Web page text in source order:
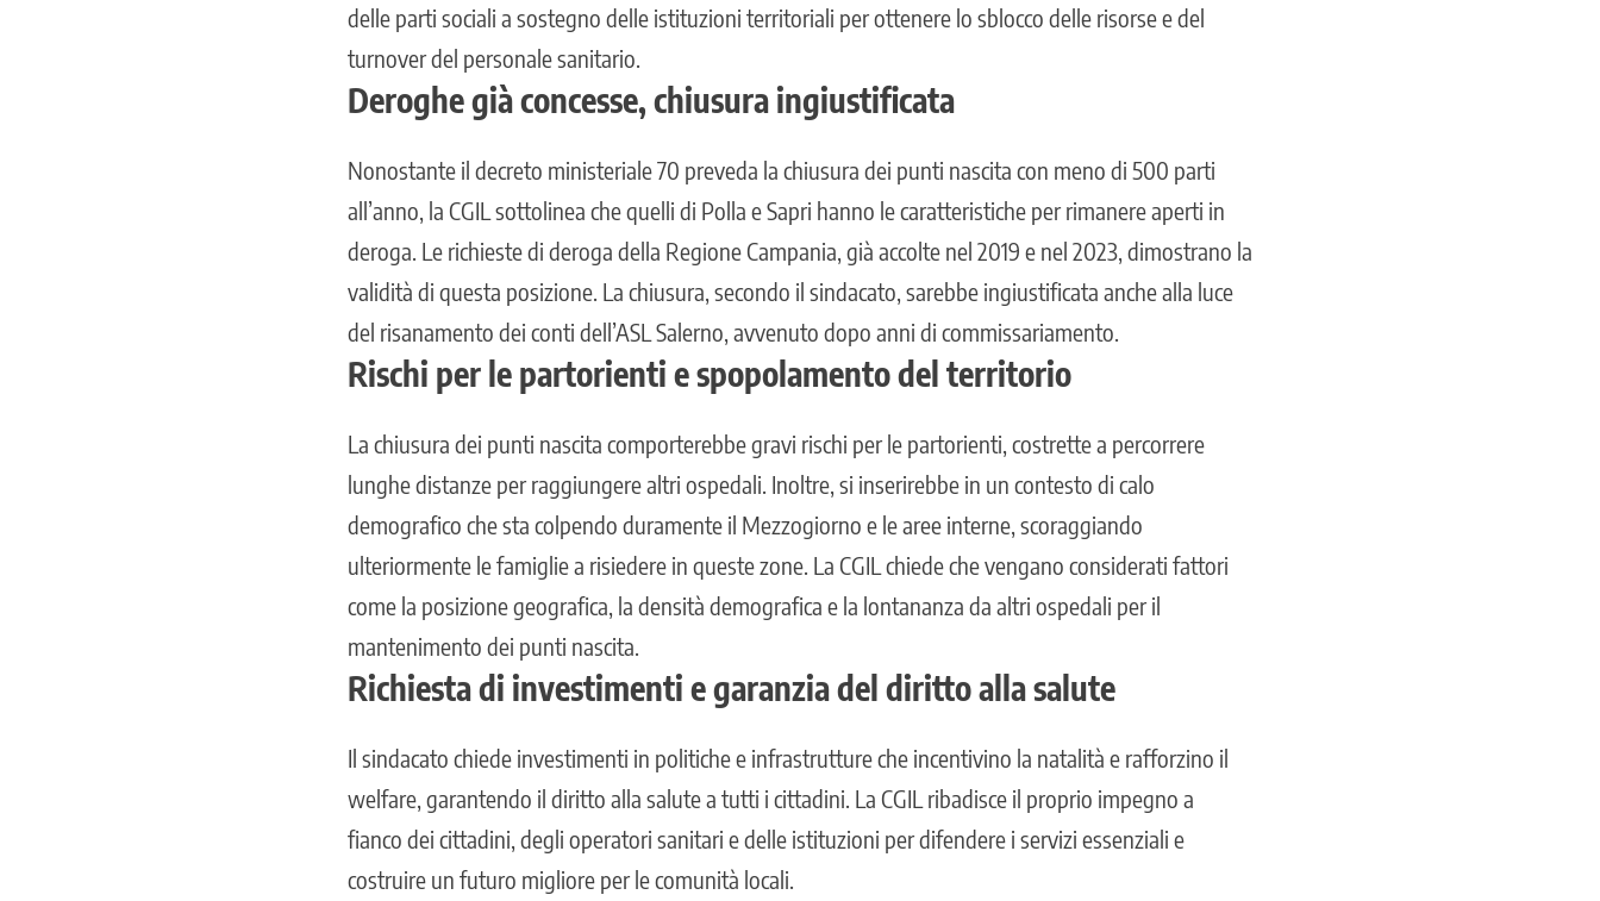
delle parti sociali a sostegno delle istituzioni territoriali per ottenere lo sblocco delle risorse e del
turnover del personale sanitario.
Deroghe già concesse, chiusura ingiustificata
Nonostante il decreto ministeriale 70 preveda la chiusura dei punti nascita con meno di 500 parti
all’anno, la CGIL sottolinea che quelli di Polla e Sapri hanno le caratteristiche per rimanere aperti in
deroga. Le richieste di deroga della Regione Campania, già accolte nel 2019 e nel 2023, dimostrano la
validità di questa posizione. La chiusura, secondo il sindacato, sarebbe ingiustificata anche alla luce
del risanamento dei conti dell’ASL Salerno, avvenuto dopo anni di commissariamento.
Rischi per le partorienti e spopolamento del territorio
La chiusura dei punti nascita comporterebbe gravi rischi per le partorienti, costrette a percorrere
lunghe distanze per raggiungere altri ospedali. Inoltre, si inserirebbe in un contesto di calo
demografico che sta colpendo duramente il Mezzogiorno e le aree interne, scoraggiando
ulteriormente le famiglie a risiedere in queste zone. La CGIL chiede che vengano considerati fattori
come la posizione geografica, la densità demografica e la lontananza da altri ospedali per il
mantenimento dei punti nascita.
Richiesta di investimenti e garanzia del diritto alla salute
Il sindacato chiede investimenti in politiche e infrastrutture che incentivino la natalità e rafforzino il
welfare, garantendo il diritto alla salute a tutti i cittadini. La CGIL ribadisce il proprio impegno a
fianco dei cittadini, degli operatori sanitari e delle istituzioni per difendere i servizi essenziali e
costruire un futuro migliore per le comunità locali.